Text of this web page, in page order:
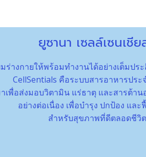
ยูซานา เซลล์เซนเชี
มร่างกายให้พร้อมทำงานได้อย่างเต็มปร
CellSentials คือระบบสารอาหารประ
เพื่อส่งมอบวิตามิน แร่ธาตุ และสารต้า
อย่างต่อเนื่อง เพื่อบำรุง ปกป้อง และ
สำหรับสุขภาพที่ดีตลอดชีวิต